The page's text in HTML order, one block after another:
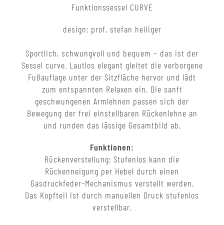
Funktionssessel CURVE
design: prof. stefan heiliger
Sportlich, schwungvoll und bequem – das ist der
Sessel curve. Lautlos elegant gleitet die verborgene
Fußauflage unter der Sitzfläche hervor und lädt
zum entspannten Relaxen ein. Die sanft
geschwungenen Armlehnen passen sich der
Bewegung der frei einstellbaren Rückenlehne an
und runden das lässige Gesamtbild ab.
Funktionen:
Rückenverstellung: Stufenlos kann die
Rückenneigung per Hebel durch einen
Gasdruckfeder-Mechanismus verstellt werden.
Das Kopfteil ist durch manuellen Druck stufenlos
verstellbar.